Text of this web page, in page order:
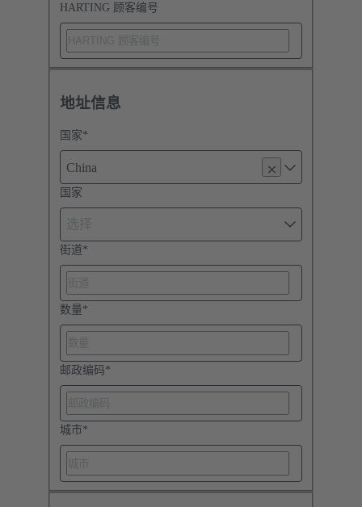
HARTING 顾客编号
地址信息
国家*
China
国家
街道*
数量*
邮政编码*
城市*